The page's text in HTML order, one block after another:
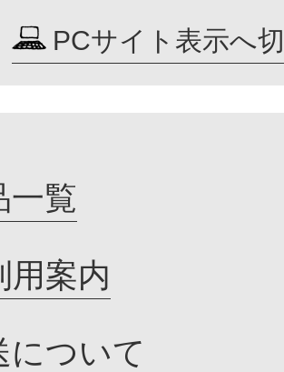
PCサイト表示へ
一覧
用案内
について